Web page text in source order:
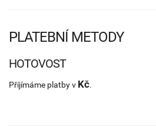
PLATEBNÍ METODY
HOTOVOST
Příjímáme platby v Kč.